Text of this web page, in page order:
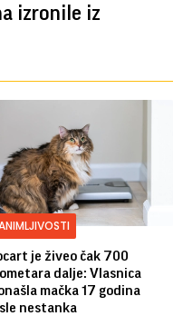
izronile iz
je živeo čak 700
dalje: Vlasnica
mačka 17 godina
nestanka